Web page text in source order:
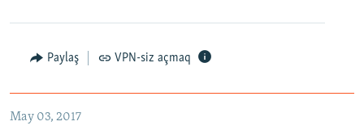
Paylaş VPN-siz açmaq
May 03, 2017